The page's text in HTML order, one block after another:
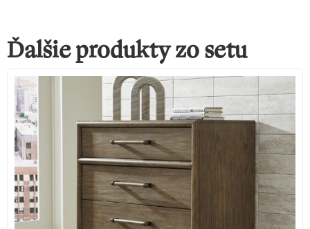
Ďalšie produkty zo setu